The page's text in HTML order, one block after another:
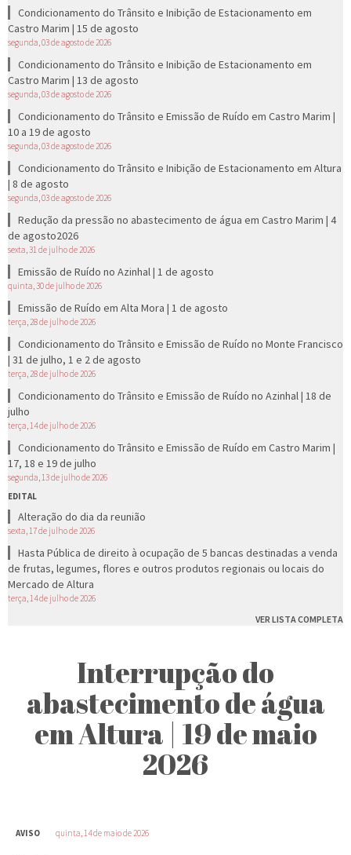
Condicionamento do Trânsito e Inibição de Estacionamento em
Castro Marim | 15 de agosto
segunda, 03 de agosto de 2026
Condicionamento do Trânsito e Inibição de Estacionamento em
Castro Marim | 13 de agosto
segunda, 03 de agosto de 2026
Condicionamento do Trânsito e Emissão de Ruído em Castro Marim |
10 a 19 de agosto
segunda, 03 de agosto de 2026
Condicionamento do Trânsito e Inibição de Estacionamento em Altura
| 8 de agosto
segunda, 03 de agosto de 2026
Redução da pressão no abastecimento de água em Castro Marim | 4
de agosto2026
sexta, 31 de julho de 2026
Emissão de Ruído no Azinhal | 1 de agosto
quinta, 30 de julho de 2026
Emissão de Ruído em Alta Mora | 1 de agosto
terça, 28 de julho de 2026
Condicionamento do Trânsito e Emissão de Ruído no Monte Francisco
| 31 de julho, 1 e 2 de agosto
terça, 28 de julho de 2026
Condicionamento do Trânsito e Emissão de Ruído no Azinhal | 18 de
julho
terça, 14 de julho de 2026
Condicionamento do Trânsito e Emissão de Ruído em Castro Marim |
17, 18 e 19 de julho
segunda, 13 de julho de 2026
EDITAL
Alteração do dia da reunião
sexta, 17 de julho de 2026
Hasta Pública de direito à ocupação de 5 bancas destinadas a venda
de frutas, legumes, flores e outros produtos regionais ou locais do
Mercado de Altura
terça, 14 de julho de 2026
VER LISTA COMPLETA
Interrupção do
abastecimento de água
em Altura | 19 de maio
2026
AVISO quinta, 14 de maio de 2026